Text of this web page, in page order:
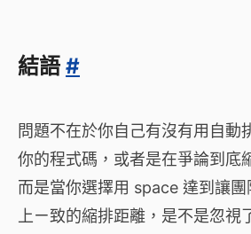
結語 #
問題不在於你自己有沒有用自
你的程式碼，或者是在爭論到底
而是當你選擇用 space 達到讓
上ㄧ致的縮排距離，是不是忽視